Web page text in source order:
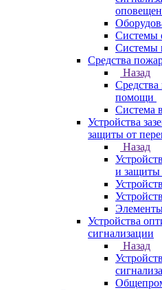
Системы
Системы
Средства
Назад
помощи
Система
Устройства
защиты от
Назад
и защиты
Устройства
сигнализации
Назад